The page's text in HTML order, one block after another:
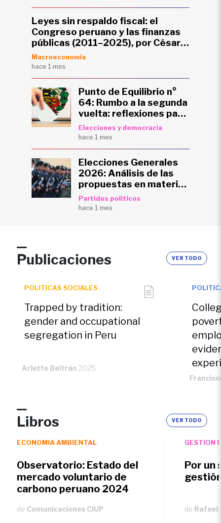
Leyes sin respaldo fiscal: el
Congreso peruano y las finanzas
públicas (2011–2025), por César
Salinas
Macroeconomía
hace 1 mes
Punto de Equilibrio n°
64: Rumbo a la segunda
vuelta: reflexiones para
el futuro del país
Elecciones y democracia
hace 1 mes
Elecciones Generales
2026: Análisis de las
propuestas en materia
de seguridad ciudadana
Partidos políticos
hace 1 mes
Publicaciones VER TODO
POLITICAS SOCIALES
Trapped by tradition:
gender and occupational
segregation in Peru
Arlette Beltrán 2025
Libros VER TODO
ECONOMIA AMBIENTAL
Observatorio: Estado del
mercado voluntario de
carbono peruano 2024
de Comunicaciones CIUP
GESTION
Por un
de Rafael